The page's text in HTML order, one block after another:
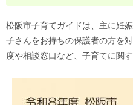
松阪市子育てガイドは、主に妊
子さんをお持ちの保護者の方を
度や相談窓口など、子育てに関